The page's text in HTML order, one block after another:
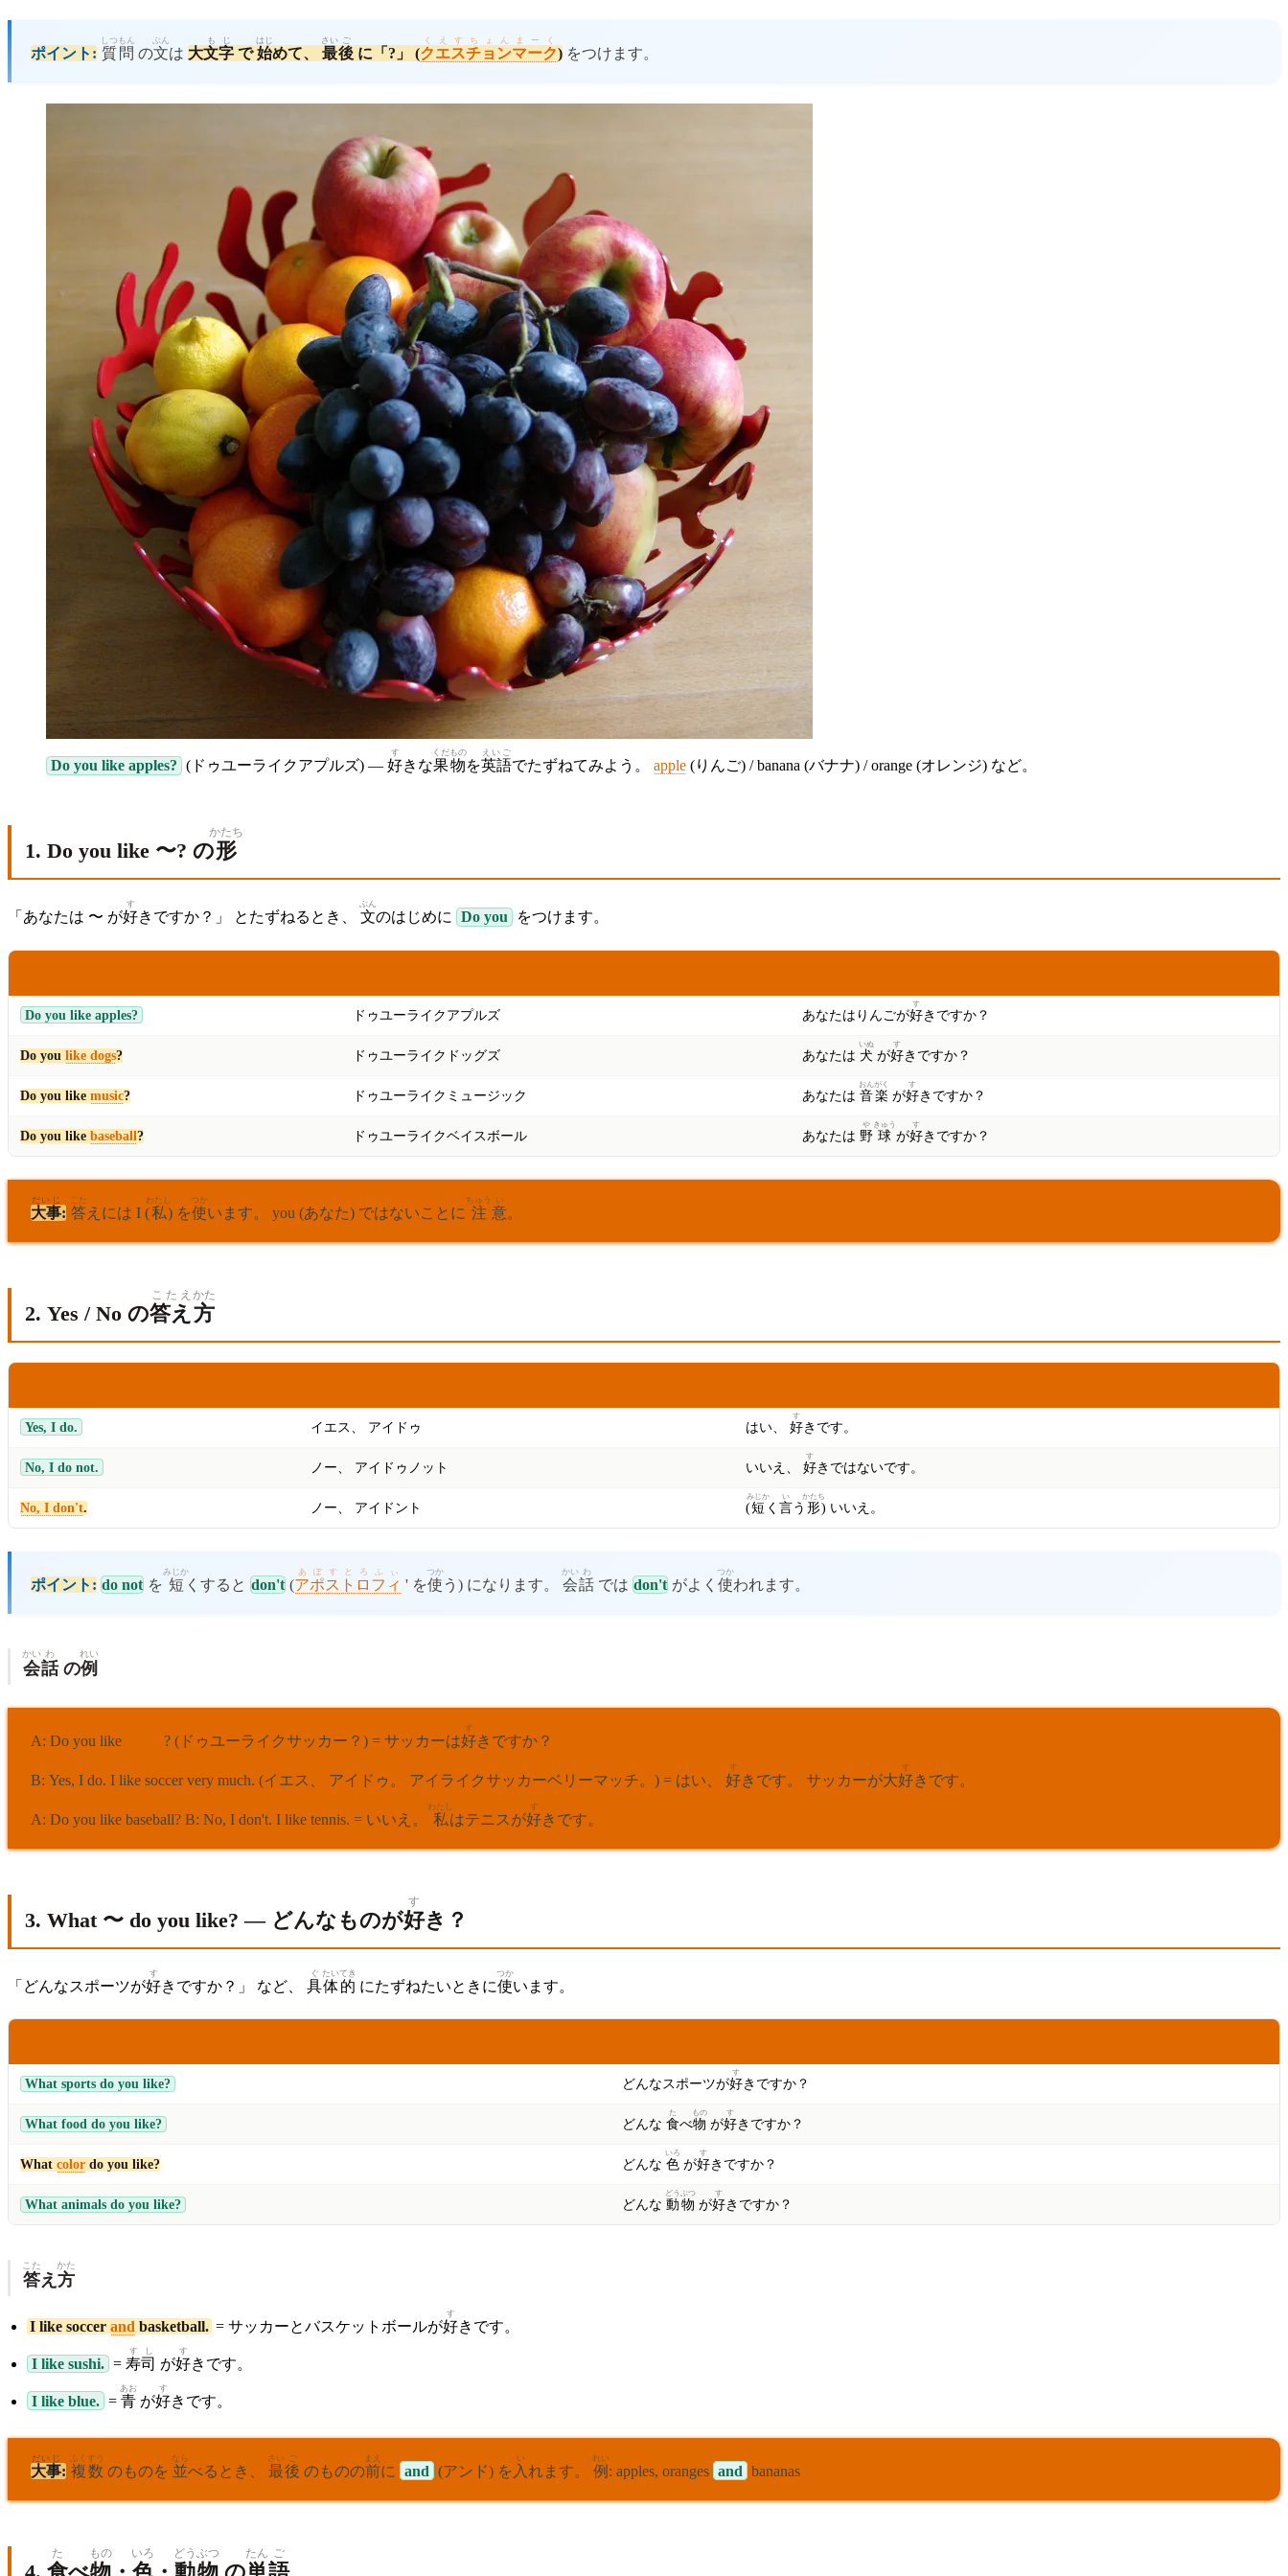
ポイント: 質
しつ
問
もん
の文
ぶん
は 大文
も
字
じ
で始
はじ
めて、 最
さい
後
ご
に「?」 (クエスチョンマーク
くえすちょんまーく
) をつけます。
Do you like apples? (ドゥユーライクアプルズ) — 好
す
きな果物
くだもの
を英語
えいご
でたずねてみよう。 apple (りんご) / banana (バナナ) / orange (オレンジ) など。
1. Do you like 〜? の形
かたち
「あなたは 〜 が好
す
きですか？」 とたずねるとき、 文
ぶん
のはじめに Do you をつけます。
Do you like apples? ドゥユーライクアプルズ あなたはりんごが好
す
きですか？
Do you like dogs? ドゥユーライクドッグズ あなたは 犬
いぬ
が好
す
きですか？
Do you like music? ドゥユーライクミュージック あなたは 音
おん
楽
がく
が好
す
きですか？
Do you like baseball? ドゥユーライクベイスボール あなたは 野
や
球
きゅう
が好
す
きですか？
大事
だいじ
: 答
こた
えには I (私
わたし
) を使
つか
います。 you (あなた) ではないことに 注
ちゅう
意
い
。
2. Yes / No の答え
こたえ
方
かた
Yes, I do. イエス、 アイドゥ はい、 好
す
きです。
No, I do not. ノー、 アイドゥノット いいえ、 好
す
きではないです。
No, I don't. ノー、 アイドント (短
みじか
く 言
い
う 形
かたち
) いいえ。
ポイント: do not を 短
みじか
くすると don't (アポストロフィ
あぽすとろふぃ
' を使
つか
う) になります。 会
かい
話
わ
では don't がよく 使
つか
われます。
会
かい
話
わ
の例
れい
A: Do you like ? (ドゥユーライクサッカー？) = サッカーは好
す
きですか？
B: Yes, I do. I like soccer very much. (イエス、 アイドゥ。 アイライクサッカーベリーマッチ。) = はい、 好
す
きです。 サッカーが大好
す
きです。
A: Do you like baseball? B: No, I don't. I like tennis. = いいえ。 私
わたし
はテニスが好
す
きです。
3. What 〜 do you like? — どんなものが好
す
き？
「どんなスポーツが好
す
きですか？」 など、 具
ぐ
体
たい
的
てき
にたずねたいときに使
つか
います。
What sports do you like? どんなスポーツが好
す
きですか？
What food do you like? どんな 食
た
べ物
もの
が好
す
きですか？
What color do you like? どんな 色
いろ
が好
す
きですか？
What animals do you like? どんな 動
どう
物
ぶつ
が好
す
きですか？
答
こた
え 方
かた
I like soccer and basketball. = サッカーとバスケットボールが好
す
きです。
I like sushi. = 寿
す
司
し
が好
す
きです。
I like blue. = 青
あお
が好
す
きです。
大事
だいじ
: 複
ふく
数
すう
のものを 並
なら
べるとき、 最
さい
後
ご
のものの前
まえ
に and (アンド) を 入
い
れます。 例
れい
: apples, oranges and bananas
た もの いろ どう ぶつ たん ご